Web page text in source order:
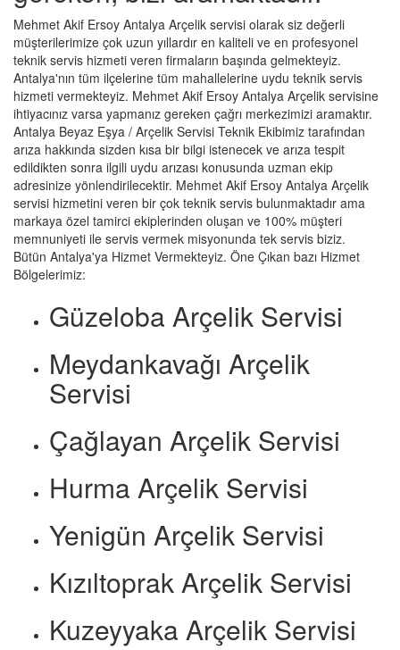
Mehmet Akif Ersoy Antalya Arçelik servisi olarak siz değerli
müşterilerimize çok uzun yıllardır en kaliteli ve en profesyonel
teknik servis hizmeti veren firmaların başında gelmekteyiz.
Antalya'nın tüm ilçelerine tüm mahallelerine uydu teknik servis
hizmeti vermekteyiz. Mehmet Akif Ersoy Antalya Arçelik servisine
ihtiyacınız varsa yapmanız gereken çağrı merkezimizi aramaktır.
Antalya Beyaz Eşya / Arçelik Servisi Teknik Ekibimiz tarafından
arıza hakkında sizden kısa bir bilgi istenecek ve arıza tespit
edildikten sonra ilgili uydu arızası konusunda uzman ekip
adresinize yönlendirilecektir. Mehmet Akif Ersoy Antalya Arçelik
servisi hizmetini veren bir çok teknik servis bulunmaktadır ama
markaya özel tamirci ekiplerinden oluşan ve 100% müşteri
memnuniyeti ile servis vermek misyonunda tek servis biziz.
Bütün Antalya'ya Hizmet Vermekteyiz. Öne Çıkan bazı Hizmet
Bölgelerimiz:
Güzeloba Arçelik Servisi
Meydankavağı Arçelik
Servisi
Çağlayan Arçelik Servisi
Hurma Arçelik Servisi
Yenigün Arçelik Servisi
Kızıltoprak Arçelik Servisi
Kuzeyyaka Arçelik Servisi